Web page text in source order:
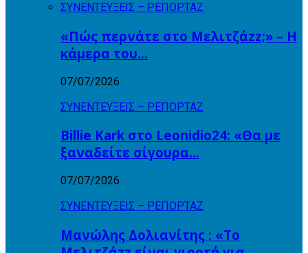
ΣΥΝΕΝΤΕΥΞΕΙΣ – ΡΕΠΟΡΤΑΖ
«Πώς περνάτε στο Μελιτζάzz;» – Η
κάμερα του…
07/07/2026
ΣΥΝΕΝΤΕΥΞΕΙΣ – ΡΕΠΟΡΤΑΖ
Billie Kark στο Leonidio24: «Θα με
ξαναδείτε σίγουρα…
07/07/2026
ΣΥΝΕΝΤΕΥΞΕΙΣ – ΡΕΠΟΡΤΑΖ
Μανώλης Δολιανίτης : «Το